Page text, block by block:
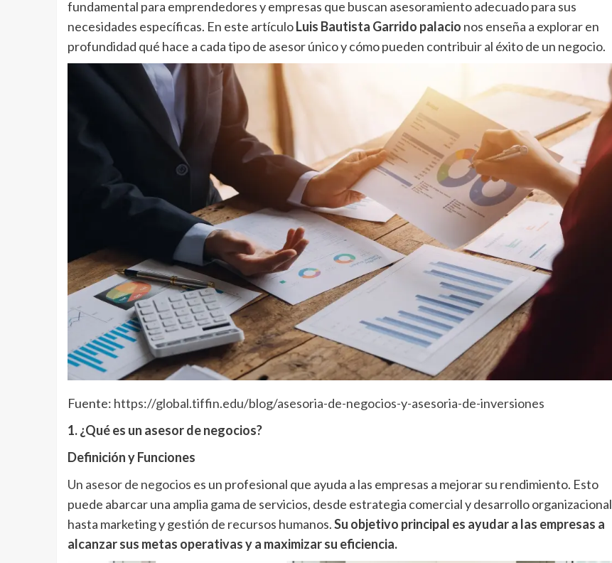
fundamental para emprendedores y empresas que buscan asesoramiento adecuado para sus
necesidades específicas. En este artículoLuis Bautista Garrido palacio nos enseña a explorar en
profundidad qué hace a cada tipo de asesor único y cómo pueden contribuir al éxito de un negocio.
Fuente: https://global.tiffin.edu/blog/asesoria-de-negocios-y-asesoria-de-inversiones
1. ¿Qué es un asesor de negocios?
Definición y Funciones
Un asesor de negocios es un profesional que ayuda a las empresas a mejorar su rendimiento. Esto
puede abarcar una amplia gama de servicios, desde estrategia comercial y desarrollo organizacional
hasta marketing y gestión de recursos humanos.Su objetivo principal es ayudar a las empresas a
alcanzar sus metas operativas y a maximizar su eficiencia.